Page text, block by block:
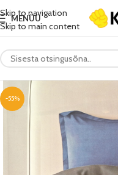
Skip to navigation
Skip to main content
MENÜÜ
-55%